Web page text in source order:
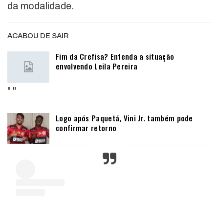
da modalidade.
ACABOU DE SAIR
Fim da Crefisa? Entenda a situação
envolvendo Leila Pereira
" "
Logo após Paquetá, Vini Jr. também pode
confirmar retorno